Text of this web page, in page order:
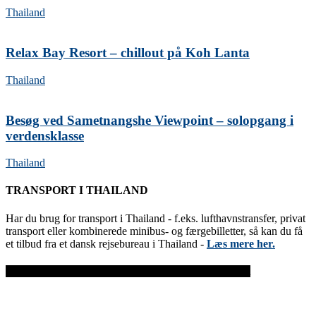
Thailand
Relax Bay Resort – chillout på Koh Lanta
Thailand
Besøg ved Sametnangshe Viewpoint – solopgang i
verdensklasse
Thailand
TRANSPORT I THAILAND
Har du brug for transport i Thailand - f.eks. lufthavnstransfer, privat
transport eller kombinerede minibus- og færgebilletter, så kan du få
et tilbud fra et dansk rejsebureau i Thailand - Læs mere her.